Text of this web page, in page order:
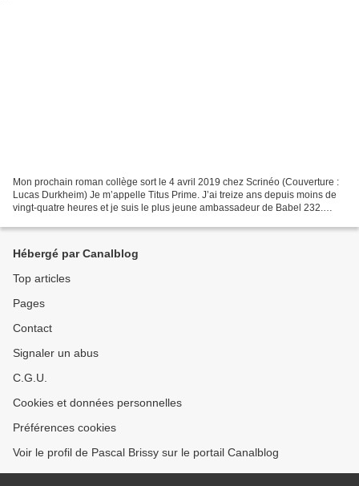
Mon prochain roman collège sort le 4 avril 2019 chez Scrinéo (Couverture :
Lucas Durkheim) Je m’appelle Titus Prime. J’ai treize ans depuis moins de
vingt-quatre heures et je suis le plus jeune ambassadeur de Babel 232.
Hébergé par Canalblog
Top articles
Pages
Contact
Signaler un abus
C.G.U.
Cookies et données personnelles
Préférences cookies
Voir le profil de Pascal Brissy sur le portail Canalblog